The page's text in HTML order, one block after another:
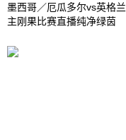
墨西哥／厄瓜多尔vs英格
主刚果比赛直播纯净绿茵